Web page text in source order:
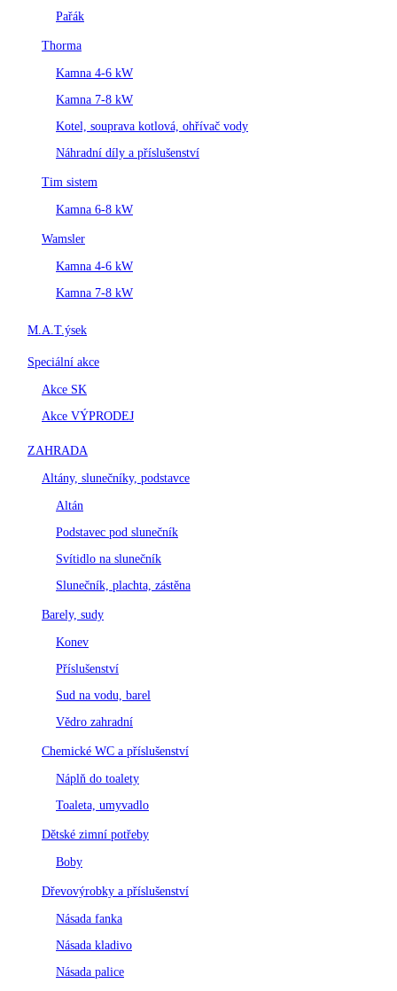
Pařák
Thorma
Kamna 4-6 kW
Kamna 7-8 kW
Kotel, souprava kotlová, ohřívač vody
Náhradní díly a příslušenství
Tim sistem
Kamna 6-8 kW
Wamsler
Kamna 4-6 kW
Kamna 7-8 kW
M.A.T.ýsek
Speciální akce
Akce SK
Akce VÝPRODEJ
ZAHRADA
Altány, slunečníky, podstavce
Altán
Podstavec pod slunečník
Svítidlo na slunečník
Slunečník, plachta, zástěna
Barely, sudy
Konev
Příslušenství
Sud na vodu, barel
Vědro zahradní
Chemické WC a příslušenství
Náplň do toalety
Toaleta, umyvadlo
Dětské zimní potřeby
Boby
Dřevovýrobky a příslušenství
Násada fanka
Násada kladivo
Násada palice